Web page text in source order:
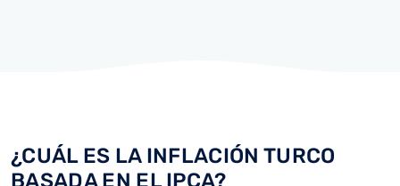
¿CUÁL ES LA INFLACIÓN TURCO
BASADA EN EL IPCA?